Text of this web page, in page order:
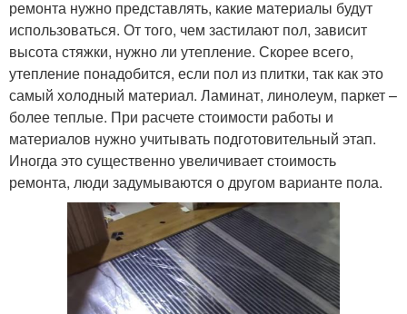
ремонта нужно представлять, какие материалы будут
использоваться. От того, чем застилают пол, зависит
высота стяжки, нужно ли утепление. Скорее всего,
утепление понадобится, если пол из плитки, так как это
самый холодный материал. Ламинат, линолеум, паркет –
более теплые. При расчете стоимости работы и
материалов нужно учитывать подготовительный этап.
Иногда это существенно увеличивает стоимость
ремонта, люди задумываются о другом варианте пола.